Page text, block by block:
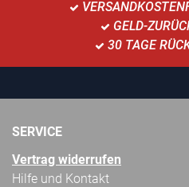
GELD-
30 TAGE
SERVICE
Vertrag widerrufen
Hilfe und Kontakt